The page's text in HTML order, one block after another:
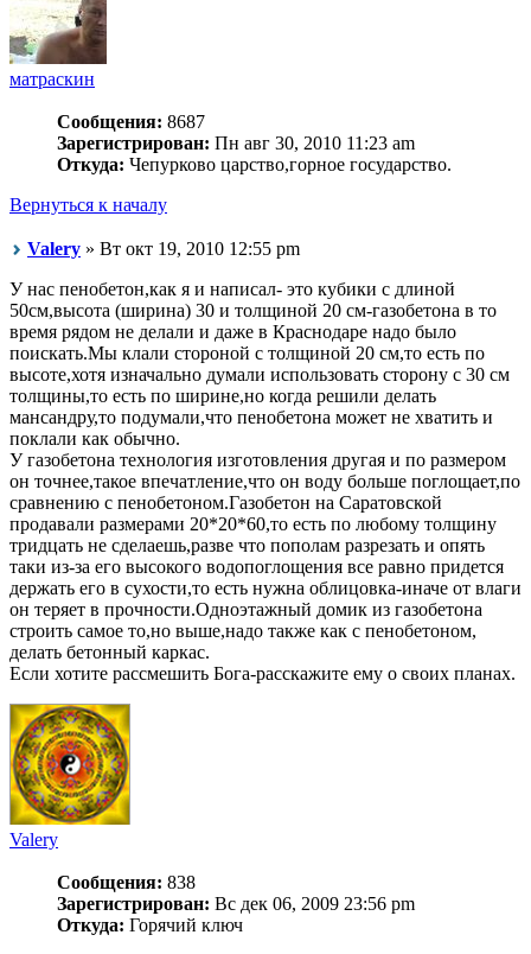
матраскин
Сообщения: 8687
Зарегистрирован: Пн авг 30, 2010 11:23 am
Откуда: Чепурково царство,горное государство.
Вернуться к началу
Valery » Вт окт 19, 2010 12:55 pm
У нас пенобетон,как я и написал- это кубики с длиной
50см,высота (ширина) 30 и толщиной 20 см-газобетона в то
время рядом не делали и даже в Краснодаре надо было
поискать.Мы клали стороной с толщиной 20 см,то есть по
высоте,хотя изначально думали использовать сторону с 30 см
толщины,то есть по ширине,но когда решили делать
мансандру,то подумали,что пенобетона может не хватить и
поклали как обычно.
У газобетона технология изготовления другая и по размером
он точнее,такое впечатление,что он воду больше поглощает,по
сравнению с пенобетоном.Газобетон на Саратовской
продавали размерами 20*20*60,то есть по любому толщину
тридцать не сделаешь,разве что пополам разрезать и опять
таки из-за его высокого водопоглощения все равно придется
держать его в сухости,то есть нужна облицовка-иначе от влаги
он теряет в прочности.Одноэтажный домик из газобетона
строить самое то,но выше,надо также как с пенобетоном,
делать бетонный каркас.
Если хотите рассмешить Бога-расскажите ему о своих планах.
Valery
Сообщения: 838
Зарегистрирован: Вс дек 06, 2009 23:56 pm
Откуда: Горячий ключ